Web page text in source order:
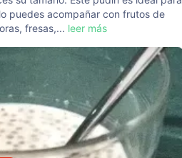
puedes acompañar con frutos de
fresas,... leer más